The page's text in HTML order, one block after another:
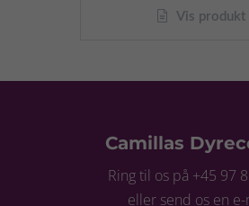
Vis produkt
Camillas
Ring til os på +45 97
eller send os en e-